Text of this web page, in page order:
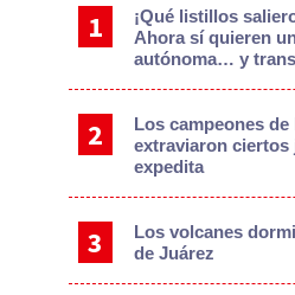
¡Qué listillos
Ahora sí quieren
autónoma… y
Los campeones
extraviaron ciertos
expedita
Los volcanes
de Juárez